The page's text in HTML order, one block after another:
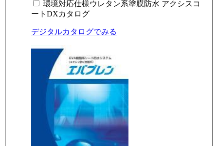
環境対応仕様ウレタン系塗膜防水 アクシスコ
ートDXカタログ
デジタルカタログでみる